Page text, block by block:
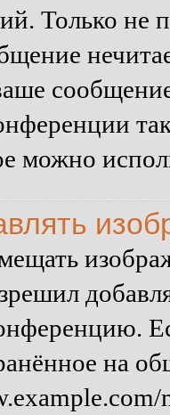
Только не
можно
на